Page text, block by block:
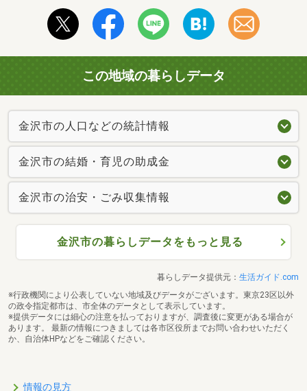
この地域の暮らしデータ
金沢市の人口などの統計情報
金沢市の結婚・育児の助成金
金沢市の治安・ごみ収集情報
金沢市の暮らしデータをもっと見る
暮らしデータ提供元： 生活ガイド.com
※行政機関により公表していない地域及びデータがございます。東京23区以外
の政令指定都市は、市全体のデータとして表示しています。
※提供データには細心の注意を払っておりますが、調査後に変更がある場合が
あります。 最新の情報につきましては各市区役所までお問い合わせいただく
か、自治体HPなどをご確認ください。
情報の見方